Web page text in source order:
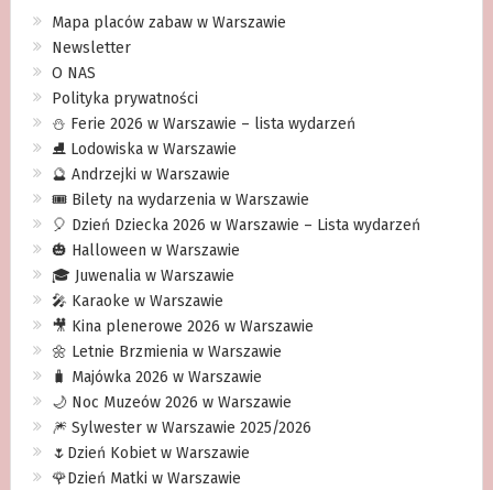
Mapa placów zabaw w Warszawie
Newsletter
O NAS
Polityka prywatności
⛄️ Ferie 2026 w Warszawie – lista wydarzeń
⛸ Lodowiska w Warszawie
🔮 Andrzejki w Warszawie
🎟️ Bilety na wydarzenia w Warszawie
🎈 Dzień Dziecka 2026 w Warszawie – Lista wydarzeń
🎃 Halloween w Warszawie
🎓 Juwenalia w Warszawie
🎤 Karaoke w Warszawie
🎥 Kina plenerowe 2026 w Warszawie
🌼 Letnie Brzmienia w Warszawie
🧳 Majówka 2026 w Warszawie
🌙 Noc Muzeów 2026 w Warszawie
🎆 Sylwester w Warszawie 2025/2026
🌷Dzień Kobiet w Warszawie
🌹Dzień Matki w Warszawie